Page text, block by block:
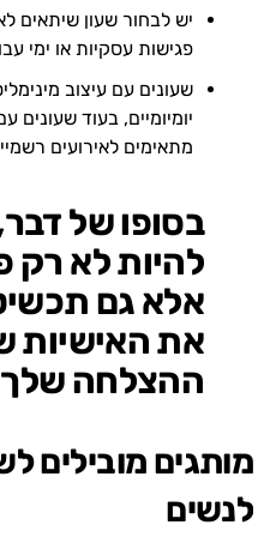
יש לבחור שעון שיתאים
פגישות עסקיות או ימי
שעונים עם עיצוב
יומיומיים, בעוד שעונים
מתאימים לאירועים
בסופו של
להיות לא רק
אלא גם
את האישיות
ההצלחה
מותגים מובילים
לנשים